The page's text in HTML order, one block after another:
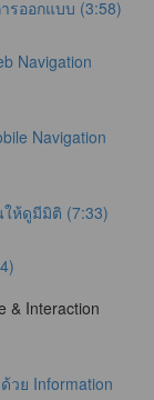
รออกแบบ (3:58)
Navigation
Navigation
ห้ดูมีมิติ (7:33)
& Interaction
วย Information